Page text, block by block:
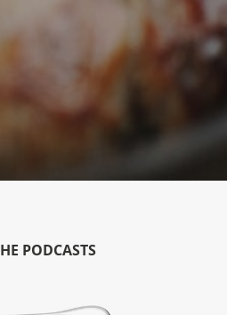
PODCASTS